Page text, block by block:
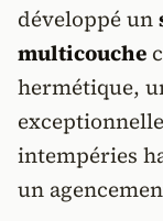
développé un
multicouche
hermétique,
intempéries
un